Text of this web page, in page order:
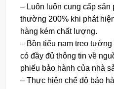
– Luôn luôn cung cấp sản
thường 200% khi phát
hàng kém chất lượng.
– Bồn tiểu nam treo
có đầy đủ thông tin về
phiếu bảo hành của nhà
– Thực hiện chế độ bảo